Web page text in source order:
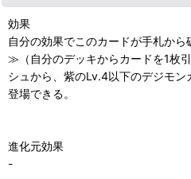
効果
自分の効果でこのカードが手札か
≫（自分のデッキからカードを1枚
シュから、紫のLv.4以下のデジモ
登場できる。
進化元効果
-